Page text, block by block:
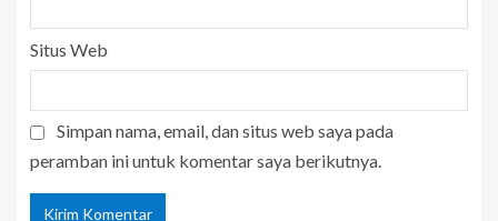
Situs Web
Simpan nama, email, dan situs web saya pada
peramban ini untuk komentar saya berikutnya.